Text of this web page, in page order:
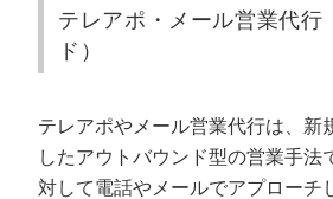
営業代行を利用する3つの
自社ではアプローチできていな
ができる
テストマーケティングになる
テレアポ・メール営業代行
ド）
テレアポやメール営業代行は、新
したアウトバウンド型の営業手法
対して電話やメールでアプローチ